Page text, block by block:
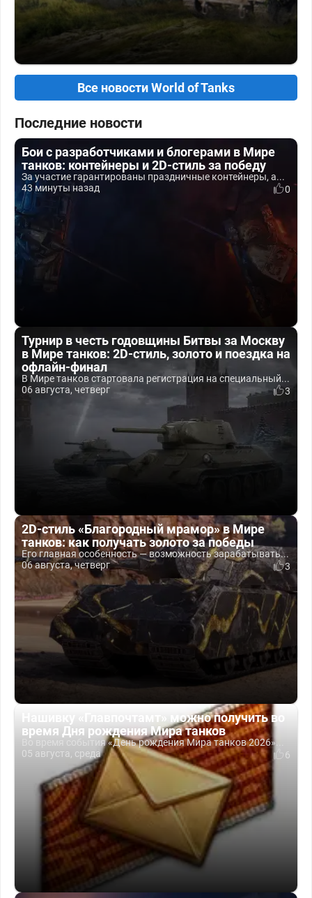
Все новости World of Tanks
Последние новости
Бои с разработчиками и блогерами в Мире
танков: контейнеры и 2D-стиль за победу
За участие гарантированы праздничные контейнеры, а...
43 минуты назад
0
Турнир в честь годовщины Битвы за Москву
в Мире танков: 2D-стиль, золото и поездка на
офлайн-финал
В Мире танков стартовала регистрация на специальный...
06 августа, четверг
3
2D-стиль «Благородный мрамор» в Мире
танков: как получать золото за победы
Его главная особенность — возможность зарабатывать...
06 августа, четверг
3
Нашивку «Главпочтамт» можно получить во
время Дня рождения Мира танков
Во время события «День рождения Мира танков 2026»...
05 августа, среда
6